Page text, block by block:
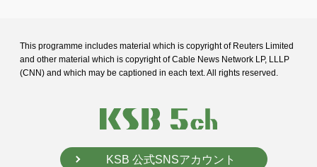
This programme includes material which is copyright of Reuters Limited
and other material which is copyright of Cable News Network LP, LLLP
(CNN) and which may be captioned in each text. All rights reserved.
KSB 公式SNSアカウント